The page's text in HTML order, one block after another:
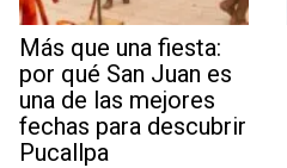
Más que una fiesta:
por qué San Juan es
una de las mejores
fechas para descubrir
Pucallpa